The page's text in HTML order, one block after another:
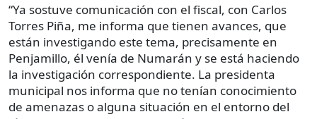
“Ya sostuve comunicación con el fiscal, con Carlos
Torres Piña, me informa que tienen avances, que
están investigando este tema, precisamente en
Penjamillo, él venía de Numarán y se está haciendo
la investigación correspondiente. La presidenta
municipal nos informa que no tenían conocimiento
de amenazas o alguna situación en el entorno del